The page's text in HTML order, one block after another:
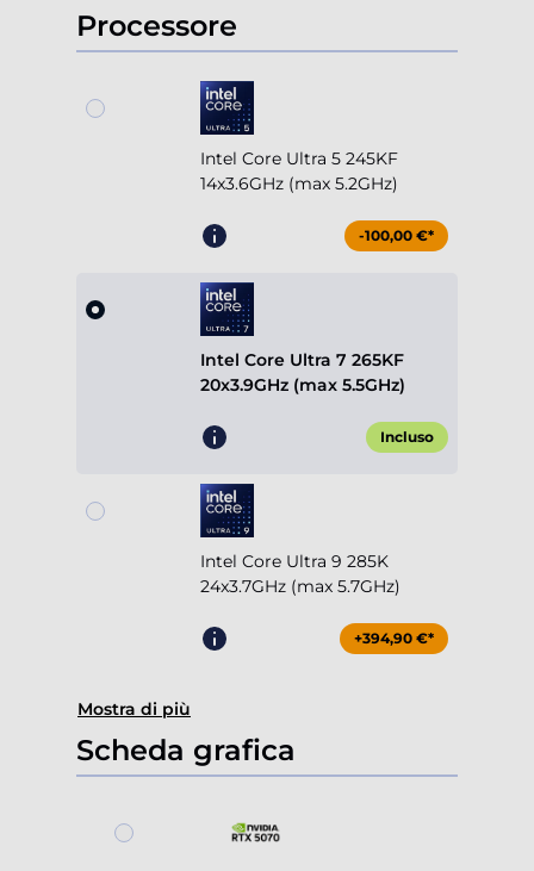
of
4
Processore
Intel Core Ultra 5 245KF
14x3.6GHz (max 5.2GHz)
-100,00 €*
Intel Core Ultra 7 265KF
20x3.9GHz (max 5.5GHz)
Incluso
Intel Core Ultra 9 285K
24x3.7GHz (max 5.7GHz)
+394,90 €*
Mostra di più
Scheda grafica